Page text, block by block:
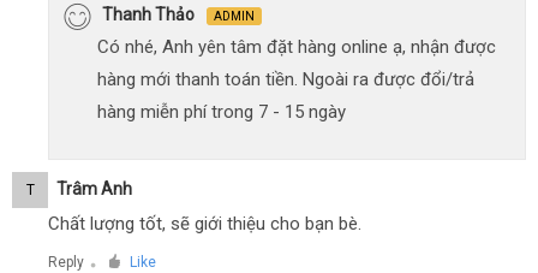
Thanh Thảo ADMIN
Có nhé, Anh yên tâm đặt hàng online ạ, nhận được
hàng mới thanh toán tiền. Ngoài ra được đổi/trả
hàng miễn phí trong 7 - 15 ngày
T Trâm Anh
Chất lượng tốt, sẽ giới thiệu cho bạn bè.
Reply ● Like